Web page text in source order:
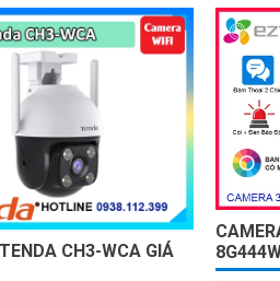
CH3-WCA GIÁ